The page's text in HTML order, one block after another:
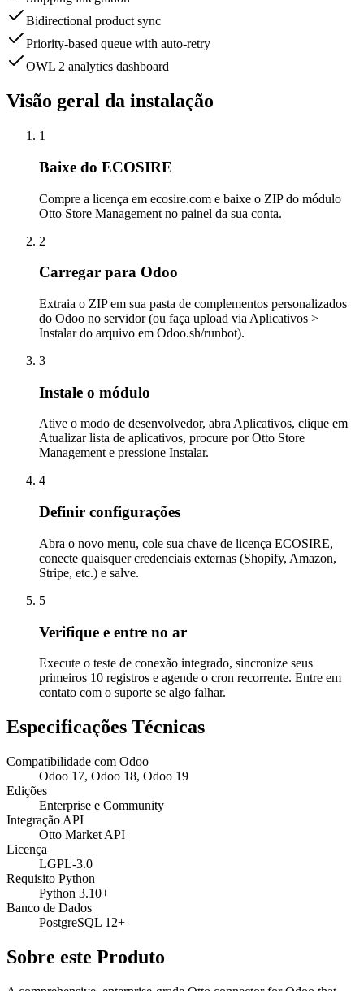
Bidirectional product sync
Priority-based queue with auto-retry
OWL 2 analytics dashboard
Visão geral da instalação
1
Baixe do ECOSIRE
Compre a licença em ecosire.com e baixe o ZIP do módulo
Otto Store Management no painel da sua conta.
2
Carregar para Odoo
Extraia o ZIP em sua pasta de complementos personalizados
do Odoo no servidor (ou faça upload via Aplicativos >
Instalar do arquivo em Odoo.sh/runbot).
3
Instale o módulo
Ative o modo de desenvolvedor, abra Aplicativos, clique em
Atualizar lista de aplicativos, procure por Otto Store
Management e pressione Instalar.
4
Definir configurações
Abra o novo menu, cole sua chave de licença ECOSIRE,
conecte quaisquer credenciais externas (Shopify, Amazon,
Stripe, etc.) e salve.
5
Verifique e entre no ar
Execute o teste de conexão integrado, sincronize seus
primeiros 10 registros e agende o cron recorrente. Entre em
contato com o suporte se algo falhar.
Especificações Técnicas
Compatibilidade com Odoo
Odoo 17, Odoo 18, Odoo 19
Edições
Enterprise e Community
Integração API
Otto Market API
Licença
LGPL-3.0
Requisito Python
Python 3.10+
Banco de Dados
PostgreSQL 12+
Sobre este Produto